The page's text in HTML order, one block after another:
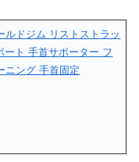
ルドジム リストストラッ
ト 手首サポーター フ
ニング 手首固定